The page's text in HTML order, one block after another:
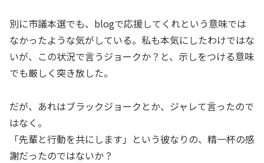
別に市議本選でも、blogで応援してくれという意味では
なかったような気がしている。私も本気にしたわけではな
いが、この状況で言うジョークか？と、示しをつける意味
でも厳しく突き放した。
だが、あれはブラックジョークとか、ジャレて言ったので
はなく。
「先輩と行動を共にします」という彼なりの、精一杯の感
謝だったのではないか？